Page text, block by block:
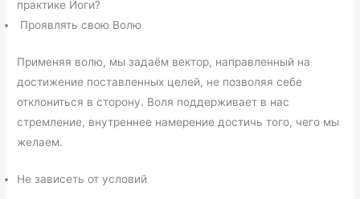
практике Йоги?
Проявлять свою Волю
Применяя волю, мы задаём вектор, направленный на
достижение поставленных целей, не позволяя себе
отклониться в сторону. Воля поддерживает в нас
стремление, внутреннее намерение достичь того, чего мы
желаем.
Не зависеть от условий